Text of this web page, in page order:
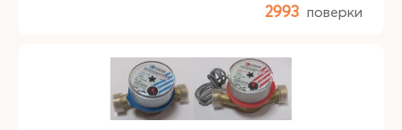
2993 поверки